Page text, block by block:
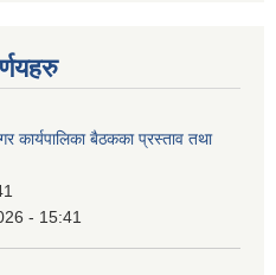
बैठकका प्रस्ताव तथा
- 15:41